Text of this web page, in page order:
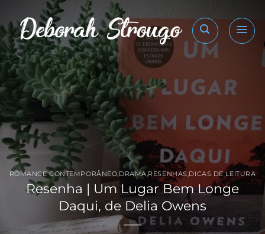
to
content
ROMANCE CONTEMPORÂNEO DRAMA RESENHAS DICAS DE LEITURA
Resenha | Um Lugar Bem Longe
Daqui, de Delia Owens